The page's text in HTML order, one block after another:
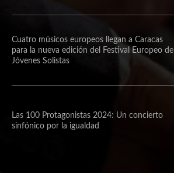
Cuatro músicos europeos llegan a Caracas
para la nueva edición del Festival Europeo de
Jóvenes Solistas
Las 100 Protagonistas 2024: Un concierto
sinfónico por la igualdad